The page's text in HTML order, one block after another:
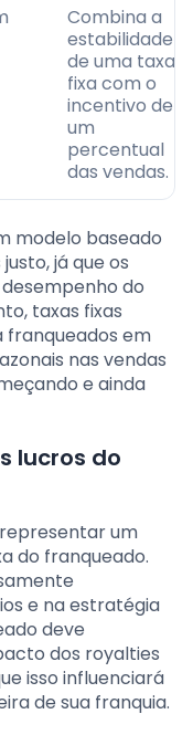
Combina a
estabilidade
de uma taxa
fixa com o
incentivo de
um
percentual
das vendas.
modelo baseado
já que os
do
taxas fixas
franqueados em
nas vendas
e ainda
lucros do
um
do franqueado.
e na estratégia
deve
dos royalties
isso influenciará
de sua franquia.